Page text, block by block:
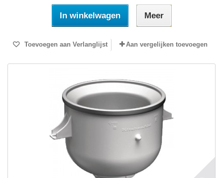
In winkelwagen Meer
Toevoegen aan Verlanglijst Aan vergelijken toevoegen